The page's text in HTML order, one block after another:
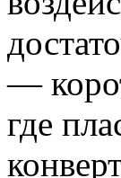
—
где